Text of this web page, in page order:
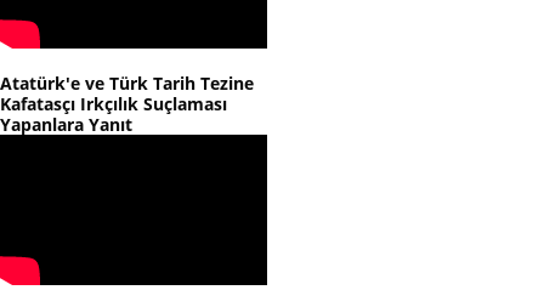
Atatürk'e ve Türk Tarih Tezine
Kafatasçı Irkçılık Suçlaması
Yapanlara Yanıt